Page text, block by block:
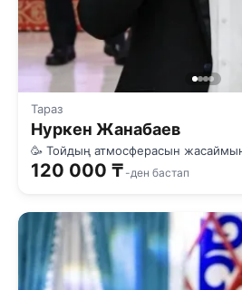
Тараз
Нуркен Жанабаев
🥳 Тойдың атмосферасын
120 000 ₸ -ден бастап